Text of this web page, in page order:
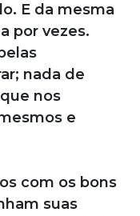
E da mesma
por vezes.
nada de
nos
e
com os bons
suas